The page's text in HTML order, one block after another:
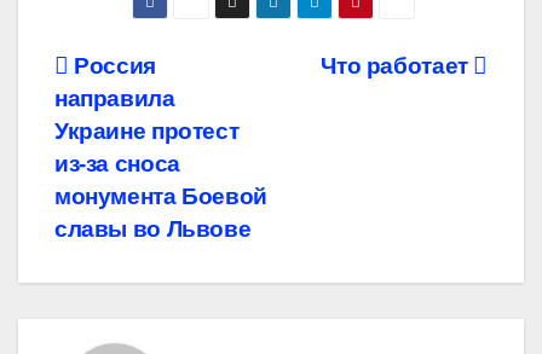
Навигация
по
записям
Что работает
Россия
направила
Украине протест
из-за сноса
монумента Боевой
славы во Львове